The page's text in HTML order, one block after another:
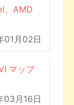
、AMD
01月02日
マップ
03月16日